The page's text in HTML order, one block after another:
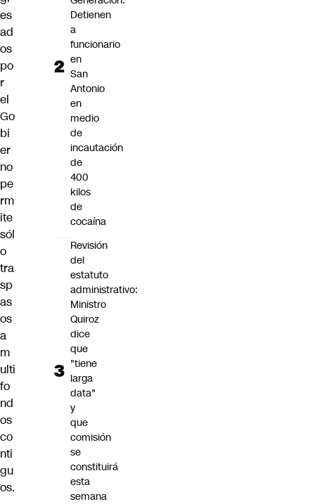
es
ad
os
po
r
el
Go
bi
er
no
pe
rm
ite
sól
o
tra
sp
as
os
a
m
ulti
fo
nd
os
co
nti
gu
os.
Detienen
a
funcionario
en
San
Antonio
en
medio
de
incautación
de
400
kilos
de
cocaína
Revisión
del
estatuto
administrativo:
Ministro
Quiroz
dice
que
"tiene
larga
data"
y
que
comisión
se
constituirá
esta
semana